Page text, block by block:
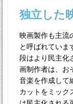
独立した
映画製作も主流
と呼ばれていま
段はより民主化
画制作者は、お
音楽を作成して
カットをミック